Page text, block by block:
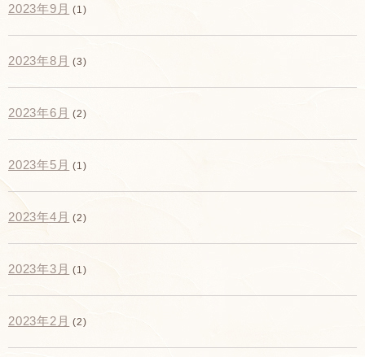
2023年9月 (1)
2023年8月 (3)
2023年6月 (2)
2023年5月 (1)
2023年4月 (2)
2023年3月 (1)
2023年2月 (2)